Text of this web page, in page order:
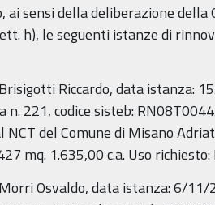
ai sensi della deliberazione
h), le seguenti istanze di
Riccardo, data istanza:
n. 221, codice sisteb:
NCT del Comune di Misano
mq. 1.635,00 c.a. Uso
Osvaldo, data istanza: 6/11/